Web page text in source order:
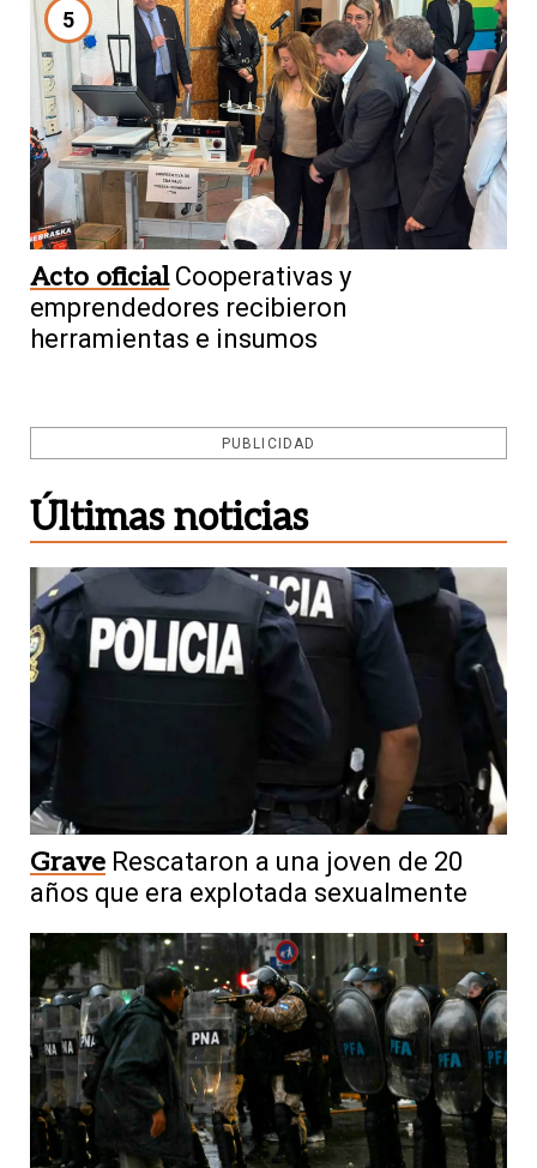
5
Acto oficial Cooperativas y
emprendedores recibieron
herramientas e insumos
PUBLICIDAD
Últimas noticias
Grave Rescataron a una joven de 20
años que era explotada sexualmente